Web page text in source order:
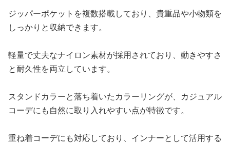
ジッパーポケットを複数搭載しており、貴重品や小物類を
しっかりと収納できます。
軽量で丈夫なナイロン素材が採用されており、動きやすさ
と耐久性を両立しています。
スタンドカラーと落ち着いたカラーリングが、カジュアル
コーデにも自然に取り入れやすい点が特徴です。
重ね着コーデにも対応しており、インナーとして活用する